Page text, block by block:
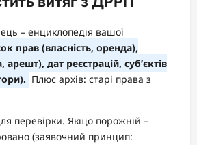
– енциклопедія вашої
прав (власність, оренда),
дат реєстрацій, суб’єктів
Плюс архів: старі права з
перевірки. Якщо порожній –
(заявочний принцип: